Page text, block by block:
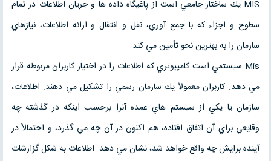
MIS يك ساختار جامعي است از پاغيگاه داده ها و جريان اطلاعات در تمام
سطوح و اجزاء كه با جمع آوري، نقل و انتقال و ارائه اطلاعات، نيازهاي
سازمان را به بهترين نحو تأمين مي كند.
Mis سيستمي است كامپيوتري كه اطلاعات را در اختيار كاربران مربوطه قرار
مي دهد. كاربران معمولاً يك سازمان رسمي را تشكيل مي دهند. اطلاعات،
سازمان يا يكي از سيستم هاي عمده آنرا برحسب اينكه در گذشته چه
وقايعي براي آن اتفاق افتاده، هم اكنون در آن چه مي گذرد، و احتمالاً در
آينده برايش چه واقع خواهد شد، نشان مي دهد. اطلاعات به شكل گزارشات